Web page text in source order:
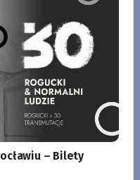
– Bilety